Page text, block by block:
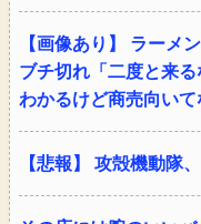
【画像あり】 ラーメ
ブチ切れ「二度と来
わかるけど商売向い
【悲報】 攻殻機動隊